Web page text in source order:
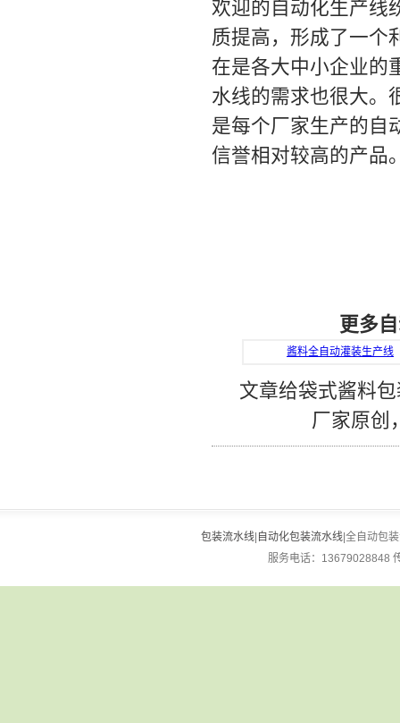
欢迎的自动化生产线
质提高，形成了一个
在是各大中小企业的
水线的需求也很大。
是每个厂家生产的自
信誉相对较高的产品
更多
酱料全自动灌装生产线
文章给袋式酱料
厂家原创
包装流水线 自动化包装流水线 |全自动包
服务电话：13679028848